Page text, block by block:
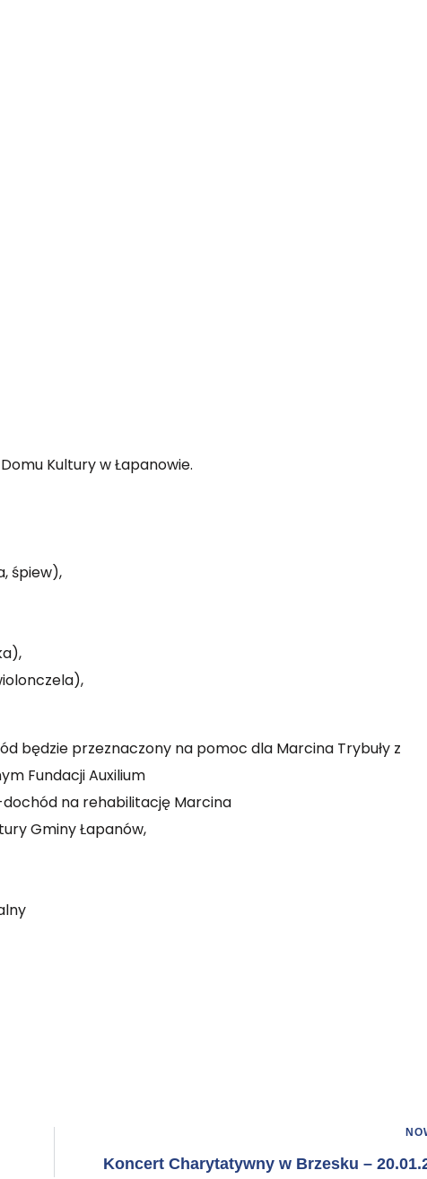
Kultury w Łapanowie.
śpiew),
będzie przeznaczony na pomoc dla Marcina Trybuły z
Fundacji Auxilium
na rehabilitację Marcina
Gminy Łapanów,
Koncert Charytatywny w Brzesku –